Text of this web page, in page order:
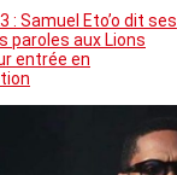
: Samuel Eto’o dit ses
paroles aux Lions
entrée en